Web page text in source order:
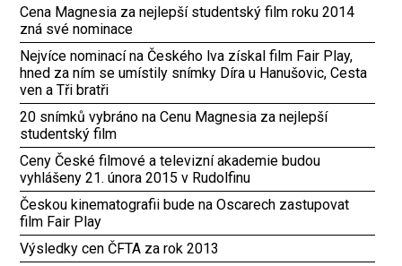
Cena Magnesia za nejlepší studentský film roku 2014
zná své nominace
Nejvíce nominací na Českého lva získal film Fair Play,
hned za ním se umístily snímky Díra u Hanušovic, Cesta
ven a Tři bratři
20 snímků vybráno na Cenu Magnesia za nejlepší
studentský film
Ceny České filmové a televizní akademie budou
vyhlášeny 21. února 2015 v Rudolfinu
Českou kinematografii bude na Oscarech zastupovat
film Fair Play
Výsledky cen ČFTA za rok 2013